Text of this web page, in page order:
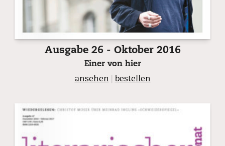
Ausgabe 26 - Oktober 2016
Einer von hier
ansehen
bestellen